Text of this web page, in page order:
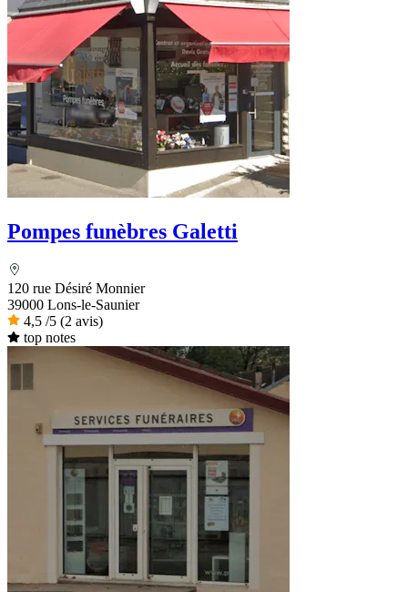
Pompes funèbres Galetti
120 rue Désiré Monnier
39000 Lons-le-Saunier
4,5 /5 (2 avis)
top notes